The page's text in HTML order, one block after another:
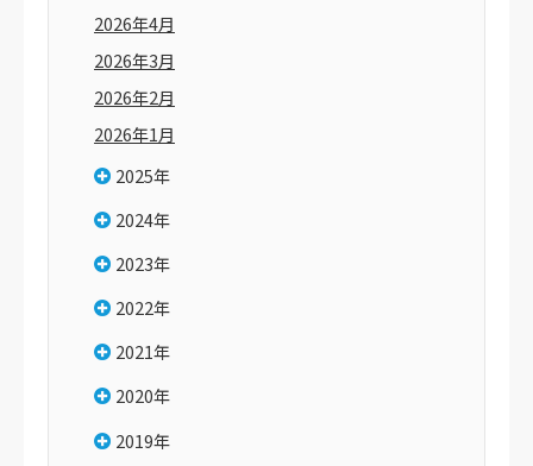
2026年4月
2026年3月
2026年2月
2026年1月
2025年
2024年
2023年
2022年
2021年
2020年
2019年